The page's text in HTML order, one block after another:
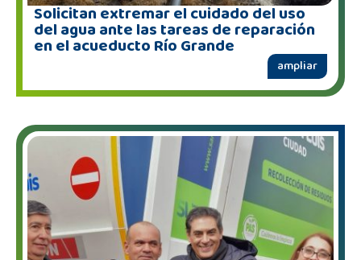
Solicitan extremar el cuidado del uso
del agua ante las tareas de reparación
en el acueducto Río Grande
ampliar